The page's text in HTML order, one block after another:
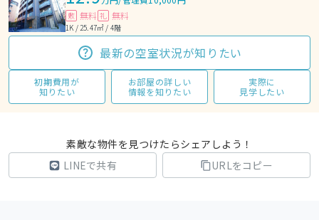
敷 無料 礼 無料
1K / 25.47㎡ / 4階
最新の空室状況が知りたい
初期費用が
知りたい
お部屋の詳しい
情報を知りたい
実際に
見学したい
素敵な物件を見つけたらシェアしよう！
LINEで共有
URLをコピー